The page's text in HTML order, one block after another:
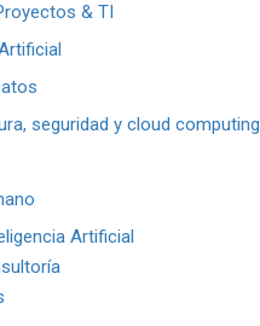
& TI
seguridad y cloud computing
Artificial